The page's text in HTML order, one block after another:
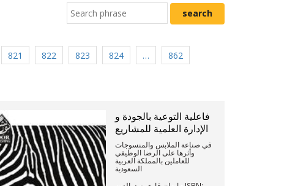
821 822 823 824 …
862
فاعلية التوعية بالجودة و
الإدارة العلمية للمشاريع
في صناعة الملابس والمنسوجات
وأثرها على الرضا الوظيفي
للعاملين بالمملكة العربية
السعودية